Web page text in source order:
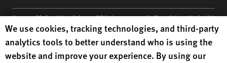
Human Rights Watch| 350 Fifth Avenue, 34th Floor | New York,NY
10118-3299USA|t 1.212.290.4700
Human Rights Watchis a 501(C)(3) nonprofit registered in the US
under EIN: 13-2875808
Human Rights Watch cookie preferences
We use cookies, tracking technologies, and third-party
analytics tools to better understand who is using the
website and improve your experience. By using our